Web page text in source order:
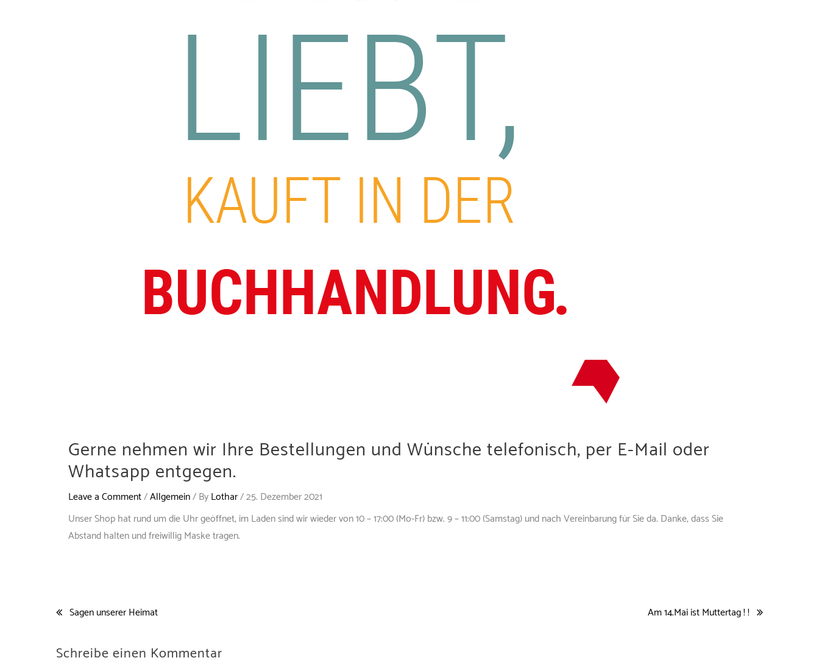
Gerne nehmen wir Ihre Bestellungen und Wünsche telefonisch, per E-Mail oder
Whatsapp entgegen.
Leave a Comment/Allgemein/ ByLothar/25. Dezember 2021
Unser Shop hat rund um die Uhr geöffnet, im Laden sind wir wieder von 10 – 17:00 (Mo-Fr) bzw. 9 – 11:00 (Samstag) und nach Vereinbarung für Sie da. Danke, dass Sie
Abstand halten und freiwillig Maske tragen.
Sagen unserer Heimat Am 14.Mai ist Muttertag ! !
Schreibe einen Kommentar